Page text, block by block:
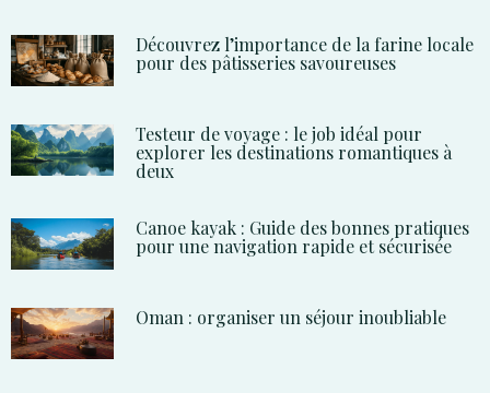
Découvrez l’importance de la farine locale
pour des pâtisseries savoureuses
Testeur de voyage : le job idéal pour
explorer les destinations romantiques à
deux
Canoe kayak : Guide des bonnes pratiques
pour une navigation rapide et sécurisée
Oman : organiser un séjour inoubliable